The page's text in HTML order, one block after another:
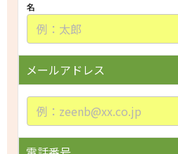
a
名
メールアドレス